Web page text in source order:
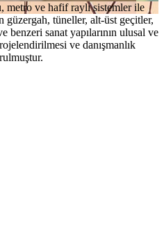
ve hafif raylı sistemler ile
güzergah, tüneller, alt-üst geçitler,
sanat yapılarının ulusal ve
ve danışmanlık